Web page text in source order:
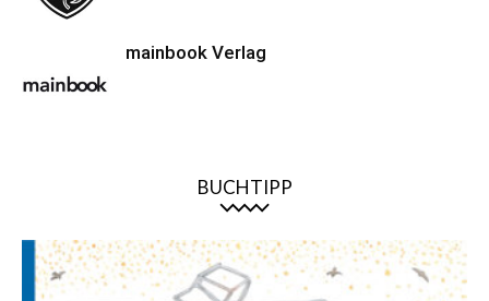
mainbook Verlag
BUCHTIPP